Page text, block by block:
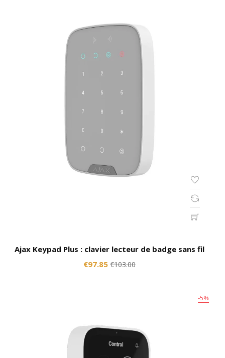
Ajax Keypad Plus : clavier lecteur de badge sans fil
€97.85 €103.00
-5%